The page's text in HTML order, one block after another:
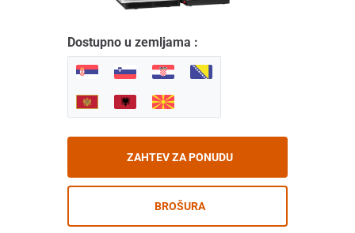
Dostupno u zemljama :
ZAHTEV ZA PONUDU
BROŠURA